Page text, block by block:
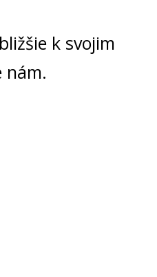
k svojim
nám.